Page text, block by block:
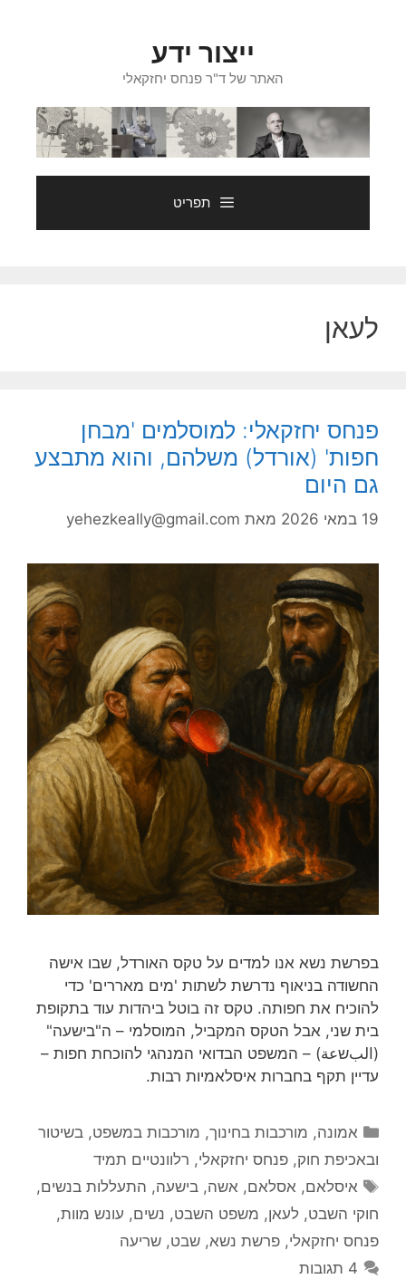
ייצור ידע
האתר של ד"ר פנחס יחזקאלי
תפריט
לעאן
פנחס יחזקאלי: למוסלמים 'מבחן
חפות' (אורדל) משלהם, והוא מתבצע
גם היום
19 במאי 2026 מאת yehezkeally@gmail.com
בפרשת נשא אנו למדים על טקס האורדל, שבו אישה
החשודה בניאוף נדרשת לשתות 'מים מאררים' כדי
להוכיח את חפותה. טקס זה בוטל ביהדות עוד בתקופת
בית שני, אבל הטקס המקביל, המוסלמי – ה"בישעה"
(البשعة) – המשפט הבדואי המנהגי להוכחת חפות –
עדיין תקף בחברות איסלאמיות רבות.
קטגוריות
אמונה, מורכבות בחינוך, מורכבות במשפט, בשיטור
ובאכיפת חוק, פנחס יחזקאלי, רלוונטיים תמיד
תגיות
איסלאם, אסלאם, אשה,בישעה, התעללות בנשים,
חוקי השבט, לעאן, משפט השבט, נשים, עונש מוות,
פנחס יחזקאלי, פרשת נשא, שבט, שריעה
4 תגובות